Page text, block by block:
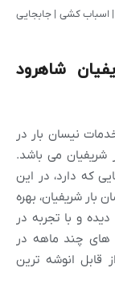
| اسباب کشی | جابجایی
شاهرود
نیسان بار در
شریفیان می باشد.
که دارد، در این
شریفیان، بهره
و با تجربه در
های چند ماهه در
قابل انوشه ترین